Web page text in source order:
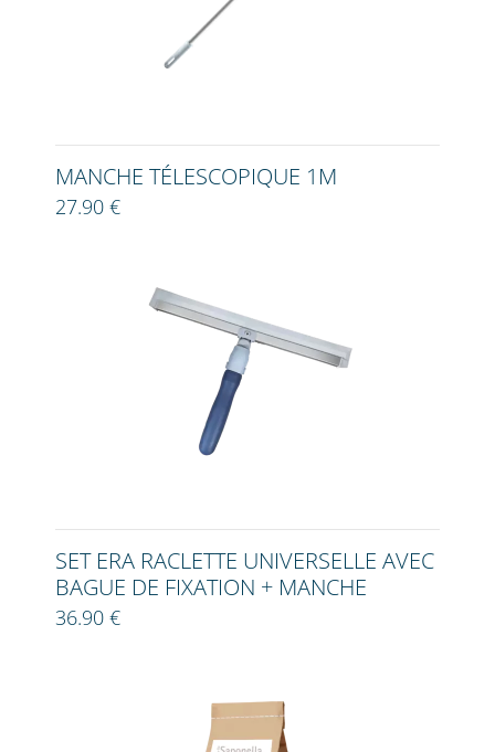
MANCHE TÉLESCOPIQUE 1M
27.90 €
SET ERA RACLETTE UNIVERSELLE AVEC
BAGUE DE FIXATION + MANCHE
36.90 €